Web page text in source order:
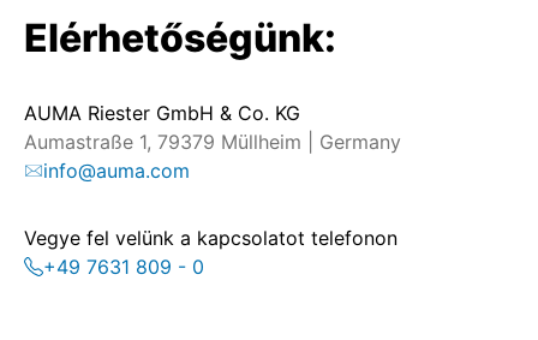
Elérhetőségünk:
AUMA Riester GmbH & Co. KG
Aumastraße 1, 79379 Müllheim | Germany
info@auma.com
Vegye fel velünk a kapcsolatot telefonon
+49 7631 809 - 0